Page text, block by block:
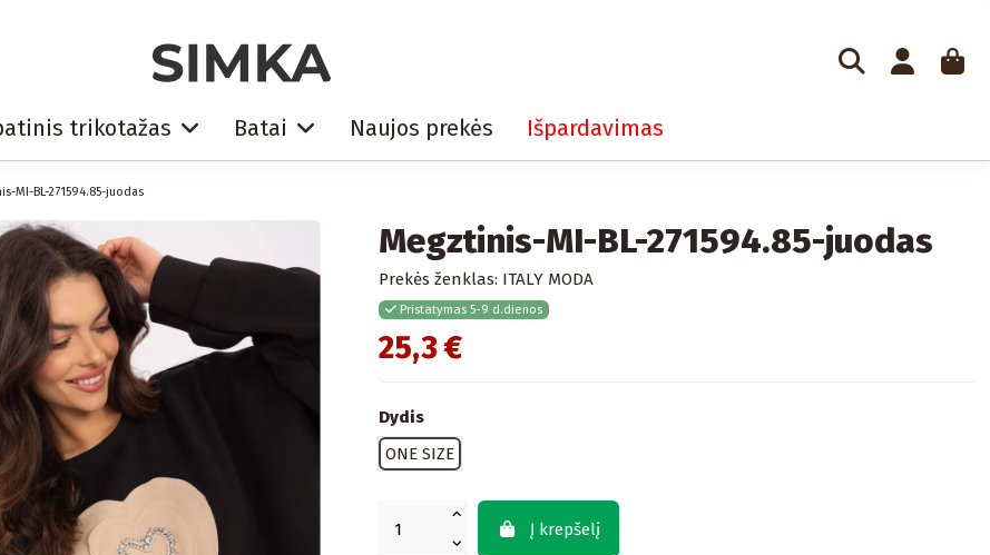
trikotažas Batai Naujos prekės Išpardavimas
MI-BL-271594.85-juodas
Megztinis-MI-BL-271594.85-juodas
Prekės ženklas: ITALY MODA
Pristatymas 5-9 d.dienos
25,3 €
Dydis
ONE SIZE
Į krepšelį